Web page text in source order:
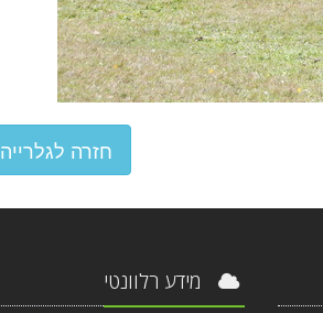
חזרה לגלרייה
מידע רלוונטי